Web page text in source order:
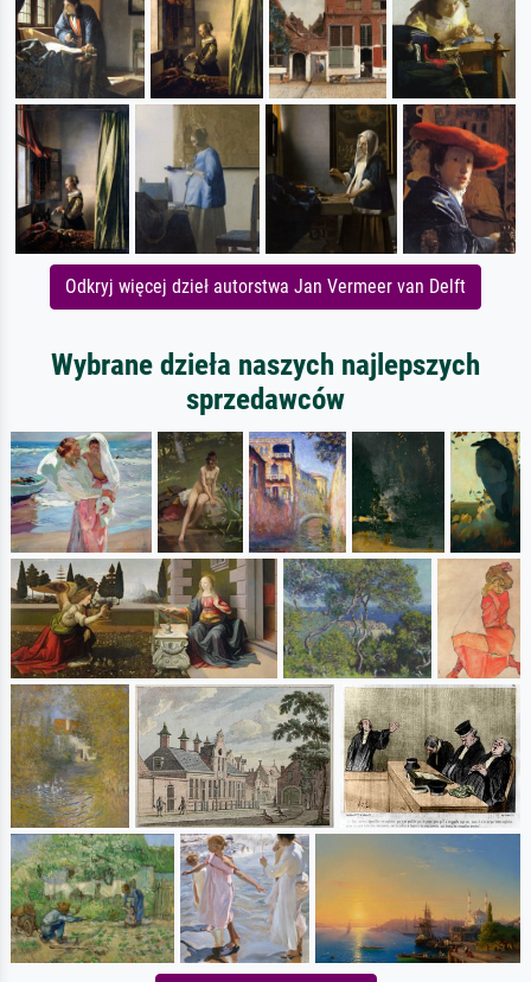
Odkryj więcej dzieł autorstwa Jan Vermeer van Delft
Wybrane dzieła naszych najlepszych
sprzedawców